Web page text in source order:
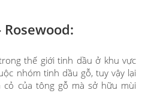
thế giới tinh dầu ở khu vực
nhóm tinh dầu gỗ, tuy vậy lại
cỏ của tông gỗ mà sở hữu mùi